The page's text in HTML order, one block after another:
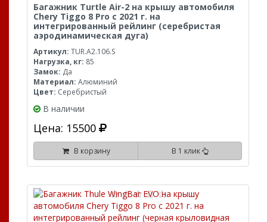
Багажник Turtle Air-2 на крышу автомобиля
Chery Tiggo 8 Pro с 2021 г. на
интегрированный рейлинг (серебристая
аэродинамическая дуга)
Артикул: TUR.A2.106.S
Нагрузка, кг: 85
Замок: Да
Материал: Алюминий
Цвет: Серебристый
В наличии
Цена: 15500
В корзину В 1 клик